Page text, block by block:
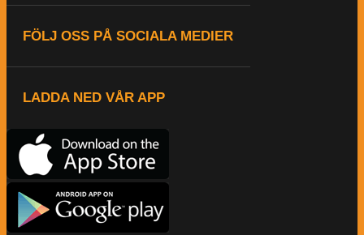
FÖLJ OSS PÅ SOCIALA MEDIER
LADDA NED VÅR APP